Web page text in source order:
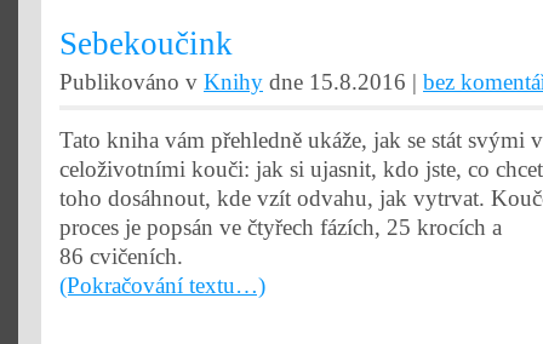
Sebekoučink
Publikováno v Knihy dne 15.8.2016 | bez
Tato kniha vám přehledně ukáže, jak se stát svými
celoživotními kouči: jak si ujasnit, kdo jste, co
toho dosáhnout, kde vzít odvahu, jak vytrvat.
proces je popsán ve čtyřech fázích, 25 krocích a
86 cvičeních.
(Pokračování textu…)